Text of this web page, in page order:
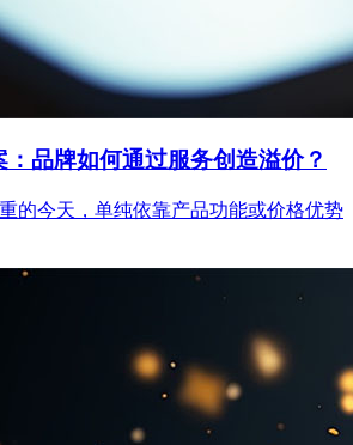
品牌如何通过服务创造溢价？
的今天，单纯依靠产品功能或价格优势